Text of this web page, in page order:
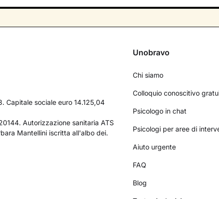
Capitale sociale euro 14.125,04
Autorizzazione sanitaria ATS
Mantellini iscritta all'albo dei.
Unobravo
Chi siamo
Colloquio conoscitivo
Psicologo in chat
Psicologi per aree di
Aiuto urgente
FAQ
Blog